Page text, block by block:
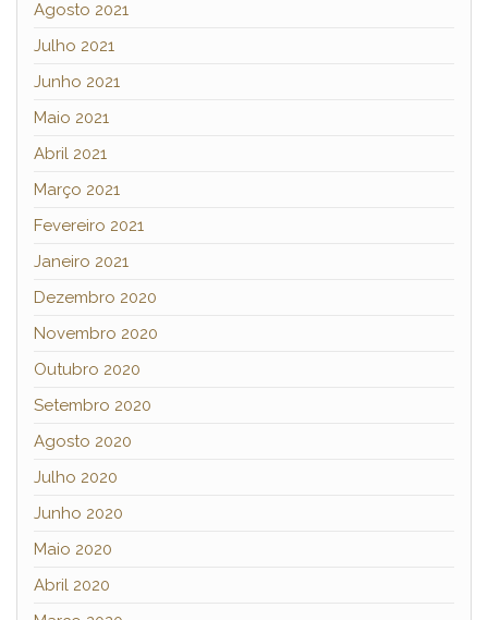
Agosto 2021
Julho 2021
Junho 2021
Maio 2021
Abril 2021
Março 2021
Fevereiro 2021
Janeiro 2021
Dezembro 2020
Novembro 2020
Outubro 2020
Setembro 2020
Agosto 2020
Julho 2020
Junho 2020
Maio 2020
Abril 2020